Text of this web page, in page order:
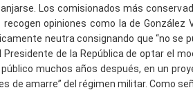
Los comisionados más
opiniones como la de González
neutra consignando que “no se
de la República de optar el
muchos años después, en un
de amarre” del régimen militar. Como